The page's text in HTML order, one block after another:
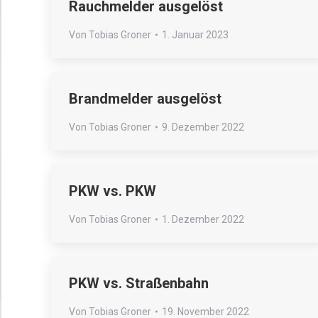
Rauchmelder ausgelöst
Von Tobias Groner 1. Januar 2023
Brandmelder ausgelöst
Von Tobias Groner 9. Dezember 2022
PKW vs. PKW
Von Tobias Groner 1. Dezember 2022
PKW vs. Straßenbahn
Von Tobias Groner 19. November 2022